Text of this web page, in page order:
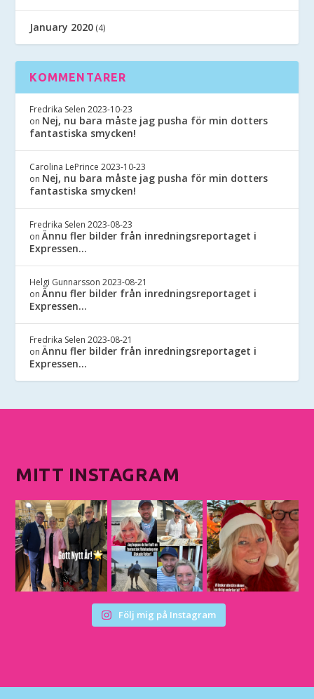
January 2020 (4)
KOMMENTARER
Fredrika Selen 2023-10-23
on Nej, nu bara måste jag pusha för min dotters
fantastiska smycken!
Carolina LePrince 2023-10-23
on Nej, nu bara måste jag pusha för min dotters
fantastiska smycken!
Fredrika Selen 2023-08-23
onÄnnu fler bilder från inredningsreportaget i
Expressen…
Helgi Gunnarsson 2023-08-21
onÄnnu fler bilder från inredningsreportaget i
Expressen…
Fredrika Selen 2023-08-21
onÄnnu fler bilder från inredningsreportaget i
Expressen…
MITT INSTAGRAM
Följ mig på Instagram